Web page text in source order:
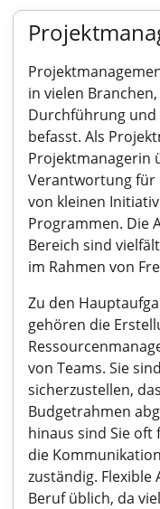
in vielen
Durchführung und
befasst. Als
Projektmanagerin
Verantwortung für
von kleinen
Programmen. Die
Bereich sind
im Rahmen von
Zu den
gehören die
von Teams. Sie
sicherzustellen,
Budgetrahmen
hinaus sind Sie oft
die
zuständig. Flexible
Beruf üblich, da